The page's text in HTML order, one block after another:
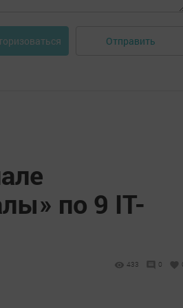
Отправить
по 9 IT-
433 0